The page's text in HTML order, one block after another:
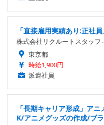
「直接雇用実績あり:正社
株式会社リクルートスタッフ
東京都
時給1,900円
派遣社員
「長期キャリア形成」ア
K/アニメグッズの作成/ブ